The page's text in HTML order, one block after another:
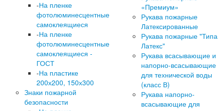
-На пленке
фотолюминесцентные
самоклеящиеся
-На пленке
фотолюминесцентные
самоклеящиеся -
ГОСТ
-На пластике
200х200, 150х300
Знаки пожарной
безопасности
«Премиум»
Рукава пожарные
Латексированные
Рукава пожарные "Типа
Латекс"
Рукава всасывающие и
напорно-всасывающие
для технической воды
(класс В)
Рукава напорно-
всасывающие для